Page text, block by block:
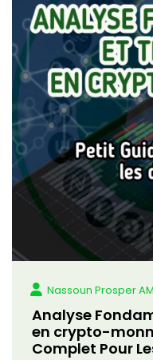
Nassoun Prosper
Analyse
en crypto-
Complet Pour